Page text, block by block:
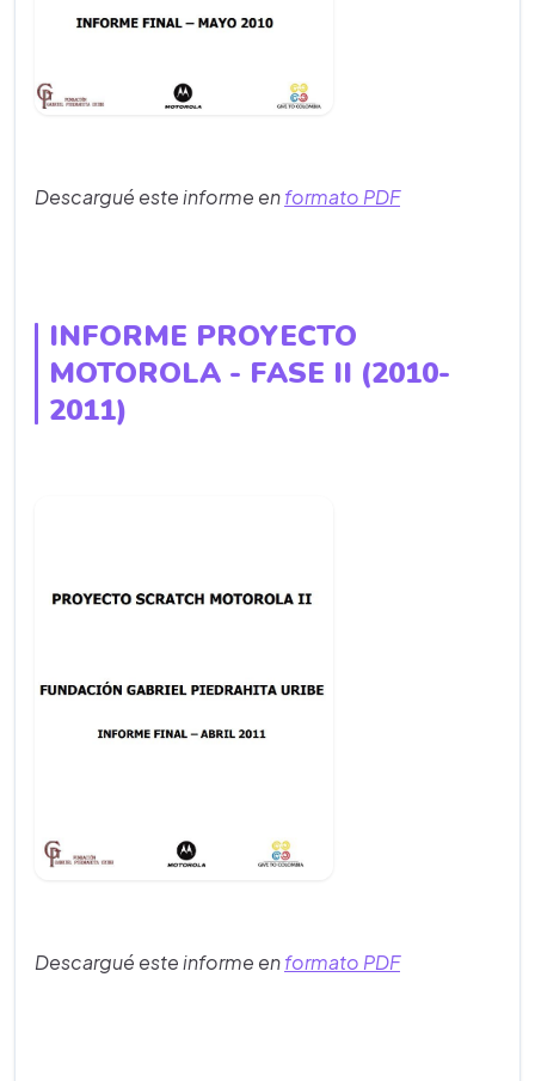
Descargué este informe enformato PDF
INFORME PROYECTO
MOTOROLA - FASE II (2010-
2011)
Descargué este informe enformato PDF